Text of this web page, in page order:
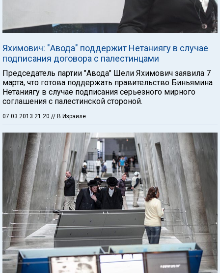
Яхимович: "Авода" поддержит Нетаниягу в случае
подписания договора с палестинцами
Председатель партии "Авода" Шели Яхимович заявила 7
марта, что готова поддержать правительство Биньямина
Нетаниягу в случае подписания серьезного мирного
соглашения с палестинской стороной.
07.03.2013 21:20 // В Израиле